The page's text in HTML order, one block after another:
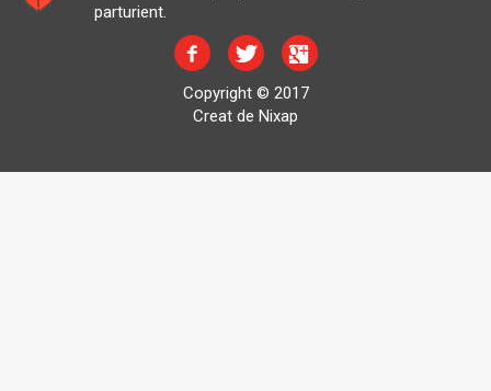
parturient.
Copyright © 2017
Creat de Nixap